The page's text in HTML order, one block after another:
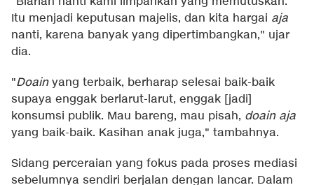
Itu menjadi keputusan majelis, dan kita hargai aja
nanti, karena banyak yang dipertimbangkan," ujar
dia.
"Doainyang terbaik, berharap selesai baik-baik
supaya enggak berlarut-larut, enggak [jadi]
konsumsi publik. Mau bareng, mau pisah, doain aja
yang baik-baik. Kasihan anak juga," tambahnya.
Sidang perceraian yang fokus pada proses mediasi
sebelumnya sendiri berjalan dengan lancar. Dalam